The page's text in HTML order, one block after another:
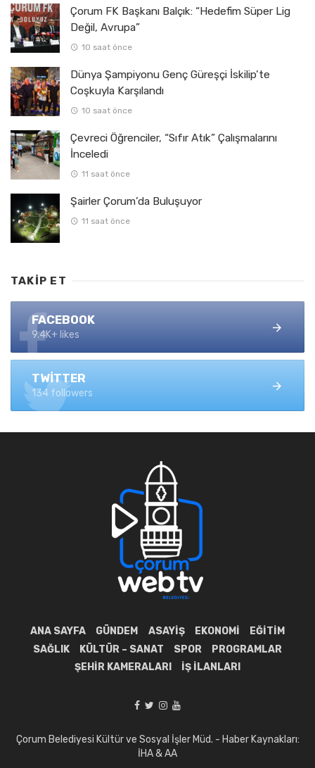
Çorum FK Başkanı Balçık: “Hedefim Süper Lig
Değil, Avrupa”
10 saat önce
Dünya Şampiyonu Genç Güreşçi İskilip’te
Coşkuyla Karşılandı
10 saat önce
Çevreci Öğrenciler, “Sıfır Atık” Çalışmalarını
İnceledi
11 saat önce
Şairler Çorum’da Buluşuyor
11 saat önce
TAKIP ET
FACEBOOK
9.4K+ likes
TWITTER
134 followers
ANA SAYFA GÜNDEM ASAYIŞ EKONOMI
EĞITIM
SAĞLIK
KÜLTÜR – SANAT SPOR
PROGRAMLAR
ŞEHIR KAMERALARI
İŞ İLANLARI
Çorum Belediyesi Kültür ve Sosyal İşler Müd. - Haber Kaynakları:
İHA & AA